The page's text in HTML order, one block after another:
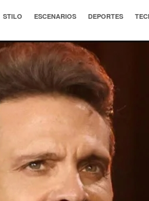
STILO ESCENARIOS DEPORTES